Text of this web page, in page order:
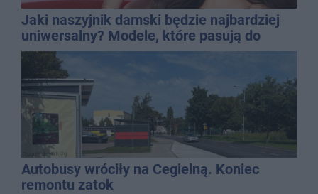
Jaki naszyjnik damski będzie najbardziej
uniwersalny? Modele, które pasują do
wielu stylizacji
Autobusy wróciły na Cegielną. Koniec
remontu zatok